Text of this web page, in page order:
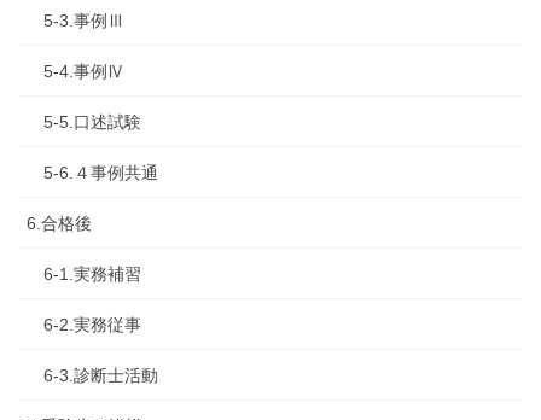
5-3.事例Ⅲ
5-4.事例Ⅳ
5-5.口述試験
5-6.４事例共通
6.合格後
6-1.実務補習
6-2.実務従事
6-3.診断士活動